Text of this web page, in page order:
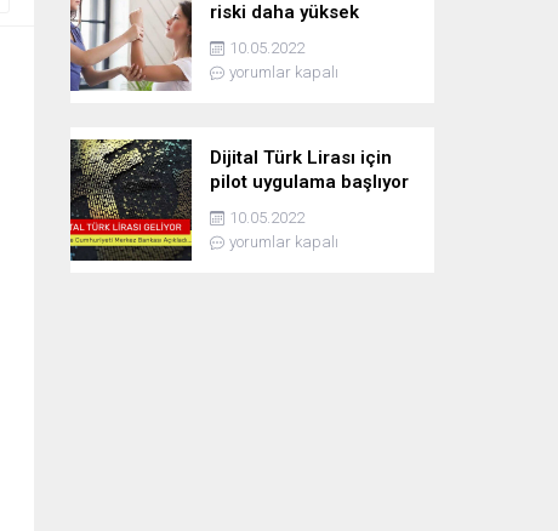
riski daha yüksek
10.05.2022
yorumlar kapalı
Dijital Türk Lirası için
pilot uygulama başlıyor
10.05.2022
yorumlar kapalı